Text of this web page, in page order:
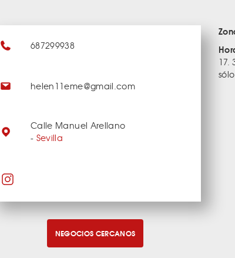
687299938
helen11eme@gmail.com
Calle Manuel Arellano
- Sevilla
17.
NEGOCIOS CERCANOS